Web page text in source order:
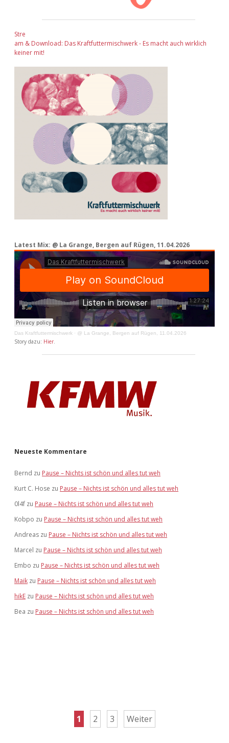
Stre
am & Download: Das Kraftfuttermischwerk - Es macht auch wirklich
keiner mit!
Latest Mix: @ La Grange, Bergen auf Rügen, 11.04.2026
Das Kraftfuttermischwerk · @ La Grange, Bergen auf Rügen, 11.04.2026
Story dazu: Hier
Neueste Kommentare
Bernd zu Pause – Nichts ist schön und alles tut weh
Kurt C. Hose zu Pause – Nichts ist schön und alles tut weh
0l4f zu Pause – Nichts ist schön und alles tut weh
Kobpo zu Pause – Nichts ist schön und alles tut weh
Andreas zu Pause – Nichts ist schön und alles tut weh
Marcel zu Pause – Nichts ist schön und alles tut weh
Embo zu Pause – Nichts ist schön und alles tut weh
Maik zu Pause – Nichts ist schön und alles tut weh
hikE zu Pause – Nichts ist schön und alles tut weh
Bea zu Pause – Nichts ist schön und alles tut weh
Seitennummerierung
1 2 3 Weiter